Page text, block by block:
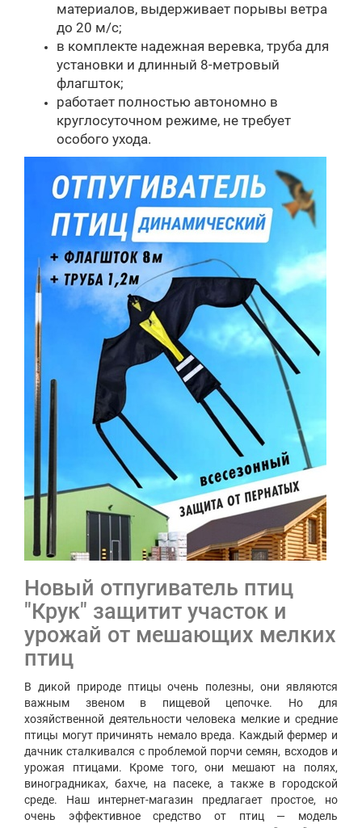
материалов, выдерживает порывы ветра
до 20 м/с;
в комплекте надежная веревка, труба для
установки и длинный 8-метровый
флагшток;
работает полностью автономно в
круглосуточном режиме, не требует
особого ухода.
Новый отпугиватель птиц
"Крук" защитит участок и
урожай от мешающих мелких
птиц
В дикой природе птицы очень полезны, они являются
важным звеном в пищевой цепочке. Но для
хозяйственной деятельности человека мелкие и средние
птицы могут причинять немало вреда. Каждый фермер и
дачник сталкивался с проблемой порчи семян, всходов и
урожая птицами. Кроме того, они мешают на полях,
виноградниках, бахче, на пасеке, а также в городской
среде. Наш интернет-магазин предлагает простое, но
очень эффективное средство от птиц — модель